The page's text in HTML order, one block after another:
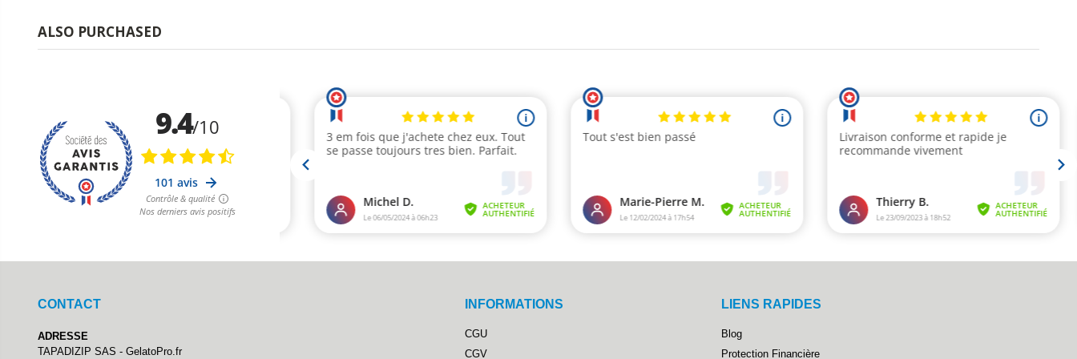
ALSO PURCHASED
CONTACT
ADRESSE
TAPADIZIP SAS - GelatoPro.fr
INFORMATIONS
CGU
CGV
LIENS RAPIDES
Blog
Protection Financière